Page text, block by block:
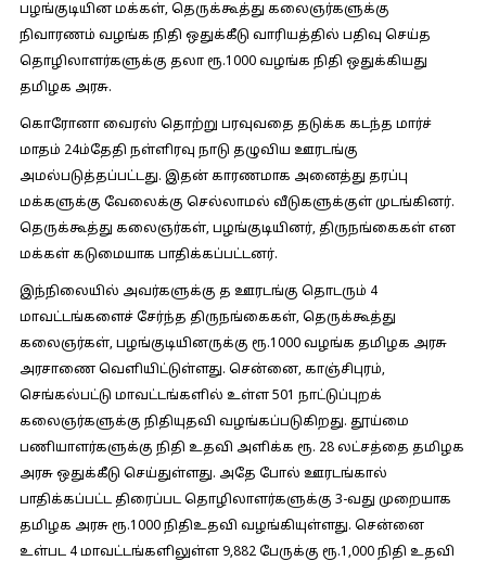
பழங்குடியின மக்கள், தெருக்கூத்து கலைஞர்களுக்கு
நிவாரணம் வழங்க நிதி ஒதுக்கீடு வாரியத்தில் பதிவு செய்த
தொழிலாளர்களுக்கு தலா ரூ.1000 வழங்க நிதி ஒதுக்கியது
தமிழக அரசு.
கொரோனா வைரஸ் தொற்று பரவுவதை தடுக்க கடந்த மார்ச்
மாதம் 24ம்தேதி நள்ளிரவு நாடு தழுவிய ஊரடங்கு
அமல்படுத்தப்பட்டது. இதன் காரணமாக அனைத்து தரப்பு
மக்களுக்கு வேலைக்கு செல்லாமல் வீடுகளுக்குள் முடங்கினர்.
தெருக்கூத்து கலைஞர்கள், பழங்குடியினர், திருநங்கைகள் என
மக்கள் கடுமையாக பாதிக்கப்பட்டனர்.
இந்நிலையில் அவர்களுக்கு த ஊரடங்கு தொடரும் 4
மாவட்டங்களைச் சேர்ந்த திருநங்கைகள், தெருக்கூத்து
கலைஞர்கள், பழங்குடியினருக்கு ரூ.1000 வழங்க தமிழக அரசு
அரசாணை வெளியிட்டுள்ளது. சென்னை, காஞ்சிபுரம்,
செங்கல்பட்டு மாவட்டங்களில் உள்ள 501 நாட்டுப்புறக்
கலைஞர்களுக்கு நிதியுதவி வழங்கப்படுகிறது. தூய்மை
பணியாளர்களுக்கு நிதி உதவி அளிக்க ரூ. 28 லட்சத்தை தமிழக
அரசு ஒதுக்கீடு செய்துள்ளது. அதே போல் ஊரடங்கால்
பாதிக்கப்பட்ட திரைப்பட தொழிலாளர்களுக்கு 3-வது முறையாக
தமிழக அரசு ரூ.1000 நிதிஉதவி வழங்கியுள்ளது. சென்னை
உள்பட 4 மாவட்டங்களிலுள்ள 9,882 பேருக்கு ரூ.1,000 நிதி உதவி